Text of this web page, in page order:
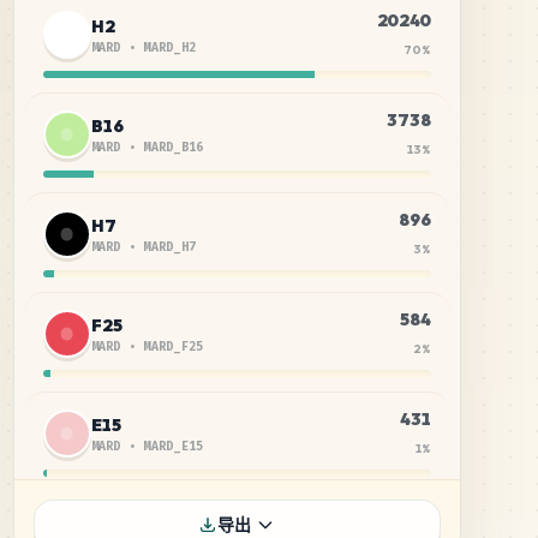
H2
MARD • MARD_H2
20240
70%
B16
MARD • MARD_B16
3738
13%
H7
MARD • MARD_H7
896
3%
F25
MARD • MARD_F25
584
2%
E15
MARD • MARD_E15
431
1%
导出